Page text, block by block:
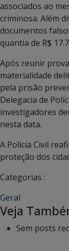
associados ao
criminosa. Além
documentos
quantia de R$
Após reunir
materialidade
pela prisão
Delegacia de
investigadores
nesta data.
A Polícia Civil
proteção dos
Categorias :
Geral
Veja
Sem posts